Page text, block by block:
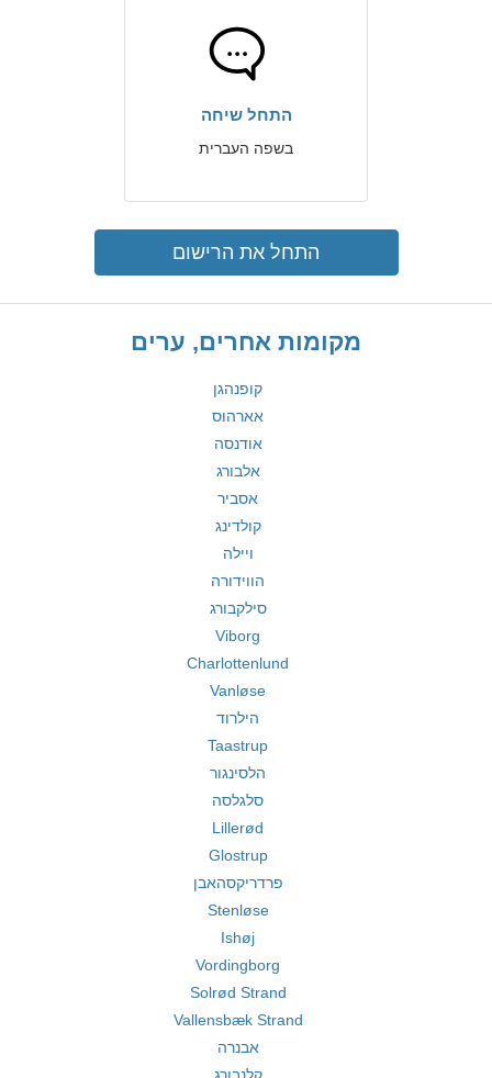
התחל שיחה
בשפה העברית
התחל את הרישום
מקומות אחרים, ערים
קופנהגן
אארהוס
אודנסה
אלבורג
אסביר
קולדינג
ויילה
הווידורה
סילקבורג
Viborg
Charlottenlund
Vanløse
הילרוד
Taastrup
הלסינגור
סלגלסה
Lillerød
Glostrup
פרדריקסהאבן
Stenløse
Ishøj
Vordingborg
Solrød Strand
Vallensbæk Strand
אבנרה